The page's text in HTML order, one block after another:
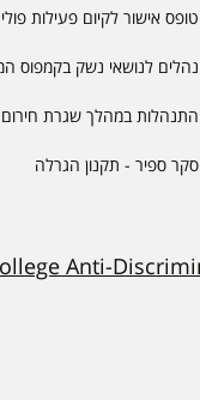
טופס אישור לקיום פעילות
נהלים לנושאי נשק בקמפוס
התנהלות במהלך שגרת חירום
סקר ספיר - תקנון הגרלה
Anti-